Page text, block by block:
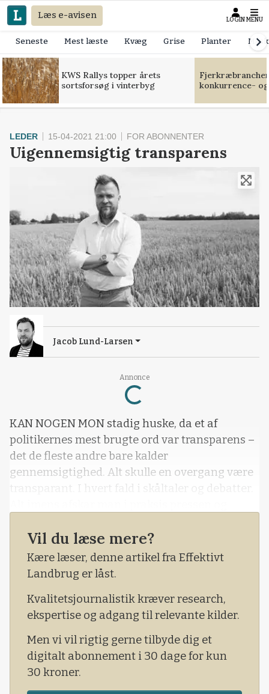
Læs e-avisen LOGIN MENU
Seneste Mest læste Kvæg Grise Planter
KWS Rallys topper årets
sortsforsøg i vinterbyg
konkurrence-
Annonce
Loading...
LEDER 15-04-2021 21:00 FOR ABONNENTER
Uigennemsigtig transparens
Jacob Lund-Larsen
KAN NOGEN MON stadig huske, da et af
politikernes mest brugte ord var transparens –
det de fleste andre bare kalder
gennemsigtighed. Alt skulle en overgang være
transparant. I hvert fald i skåltaler og debatter.
meget, da man reviderede offentlighedsloven.
Vil du læse mere?
Kære læser, denne artikel fra Effektivt
Landbrug er låst.
Kvalitetsjournalistik kræver research,
ekspertise og adgang til relevante kilder.
Men vi vil rigtig gerne tilbyde dig et
digitalt abonnement i 30 dage for kun
30 kroner.